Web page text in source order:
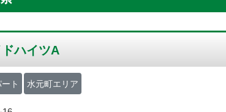
ハイツA
ト 水元町エリア